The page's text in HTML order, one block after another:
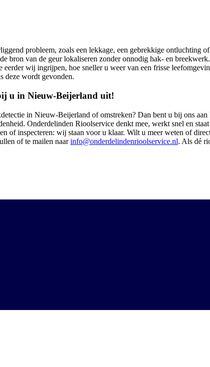
probleem, zoals een lekkage, een gebrekkige ontluchting
bron van de geur lokaliseren zonder onnodig hak- en
eerder wij ingrijpen, hoe sneller u weer van een frisse
deze wordt gevonden.
u in Nieuw-Beijerland uit!
in Nieuw-Beijerland of omstreken? Dan bent u bij ons
Onderdelinden Rioolservice denkt mee, werkt snel en
of inspecteren: wij staan voor u klaar. Wilt u meer weten of
of te mailen naarinfo@onderdelindenrioolservice.nl. Als dé